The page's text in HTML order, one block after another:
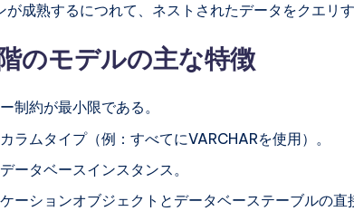
が成熟するにつれて、ネストされたデータをクエリ
のモデルの主な特徴
制約が最小限である。
ラムタイプ（例：すべてにVARCHARを使用）。
ータベースインスタンス。
ーションオブジェクトとデータベーステーブルの直